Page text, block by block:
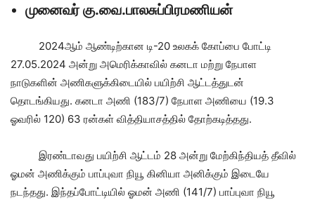
முனைவர் கு.வை.பாலசுப்பிரமணியன்
2024ஆம் ஆண்டிற்கான டி-20 உலகக் கோப்பை போட்டி
27.05.2024 அன்று அமெரிக்காவில் கனடா மற்று நேபாள
நாடுகளின் அணிகளுக்கிடையில் பயிற்சி ஆட்டத்துடன்
தொடங்கியது. கனடா அணி (183/7) நேபாள அணியை (19.3
ஓவரில் 120) 63 ரன்கள் வித்தியாசத்தில் தோற்கடித்தது.
இரண்டாவது பயிற்சி ஆட்டம் 28 அன்று மேற்கிந்தியத் தீவில்
ஓமன் அணிக்கும் பாப்புவா நியூ கினியா அனிக்கும் இடையே
நடந்தது. இந்தப்போட்டியில் ஓமன் அணி (141/7) பாப்புவா நியூ